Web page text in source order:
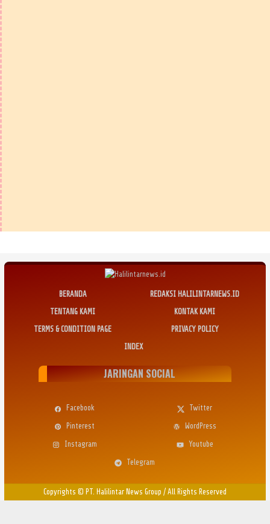
BERANDA
REDAKSI HALILINTARNEWS.ID
TENTANG KAMI
KONTAK KAMI
TERMS & CONDITION PAGE
PRIVACY POLICY
INDEX
JARINGAN SOCIAL
Facebook
Twitter
Pinterest
WordPress
Instagram
Youtube
Telegram
Copyrights © PT. Halilintar News Group / All Rights Reserved